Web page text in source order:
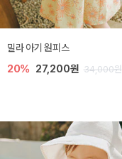
밀라 아기 원피스
20% 27,200원 34,000원